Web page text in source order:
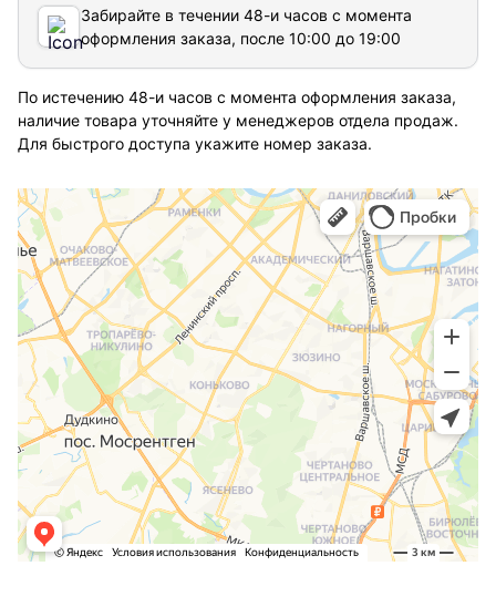
Забирайте в течении 48-и часов с момента
оформления заказа, после 10:00 до 19:00
По истечению 48-и часов с момента оформления заказа,
наличие товара уточняйте у менеджеров отдела продаж.
Для быстрого доступа укажите номер заказа.